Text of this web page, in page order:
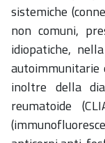
sistemiche
non comuni,
idiopatiche,
autoimmunitarie
inoltre della
reumatoide